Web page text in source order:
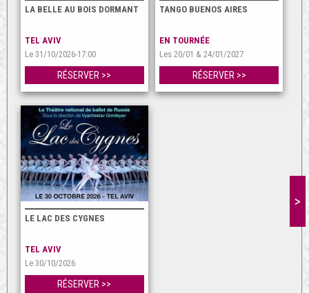
LA BELLE AU BOIS DORMANT
TEL AVIV
Le 31/10/2026-17:00
RÉSERVER >>
TANGO BUENOS AIRES
EN TOURNÉE
Les 20/01 & 24/01/2027
RÉSERVER >>
LE LAC DES CYGNES
TEL AVIV
Le 30/10/2026
RÉSERVER >>
>